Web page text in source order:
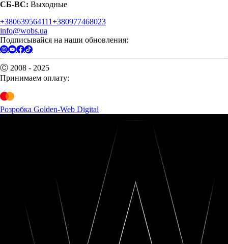
СБ-ВС: Выходные
+380639564111+380977468023
info@wobs.ua
Подписывайся на наши обновления:
Ⓒ 2008 - 2025
Принимаем оплату:
Розробка Golden-Web Digital